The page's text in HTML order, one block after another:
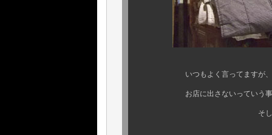
いつもよく言ってますが、サイ
お店に出さないっていう事が、
そしてポリシー